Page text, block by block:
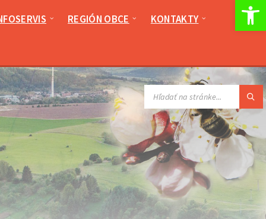
REGIÓN OBCE KONTAKTY